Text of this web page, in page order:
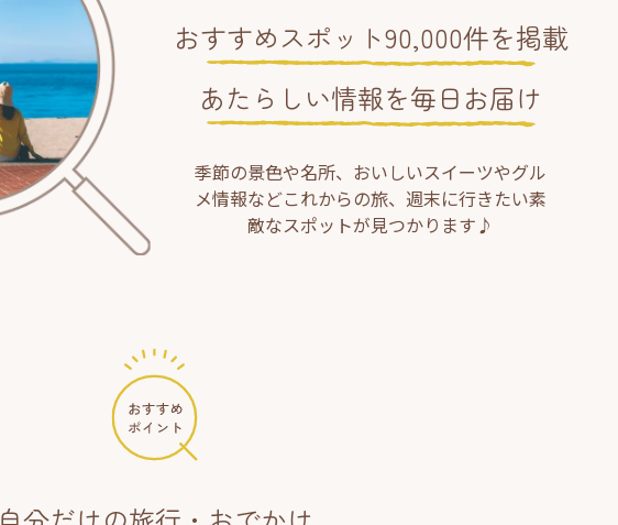
おすすめスポット90,000件を掲載
あたらしい情報を毎日お届け
季節の景色や名所、おいしいスイーツやグル
メ情報などこれからの旅、週末に行きたい素
敵なスポットが見つかります♪